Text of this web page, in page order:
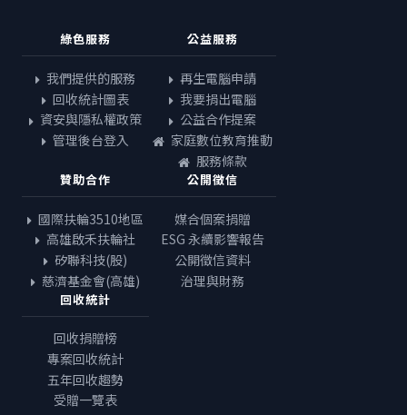
綠色服務
我們提供的服務
回收統計圖表
資安與隱私權政策
管理後台登入
公益服務
再生電腦申請
我要捐出電腦
公益合作提案
家庭數位教育推動
服務條款
贊助合作
國際扶輪3510地區
高雄啟禾扶輪社
矽聯科技(股)
慈濟基金會(高雄)
公開徵信
媒合個案捐贈
ESG 永續影響報告
公開徵信資料
治理與財務
回收統計
回收捐贈榜
專案回收統計
五年回收趨勢
受贈一覽表